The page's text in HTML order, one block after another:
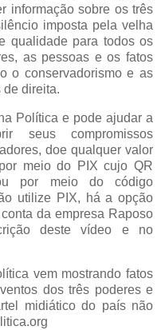
informação sobre os três
imposta pela velha
qualidade para todos os
as pessoas e os fatos
o conservadorismo e as
de direita.
Política e pode ajudar a
seus compromissos
doe qualquer valor
meio do PIX cujo QR
por meio do código
utilize PIX, há a opção
da empresa Raposo
deste vídeo e no
vem mostrando fatos
dos três poderes e
midiático do país não